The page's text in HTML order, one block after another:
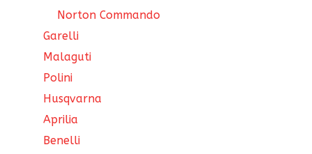
Norton Commando
Garelli
Malaguti
Polini
Husqvarna
Aprilia
Benelli